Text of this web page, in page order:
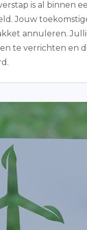
is al binnen
Jouw
annuleren.
te verrichten en